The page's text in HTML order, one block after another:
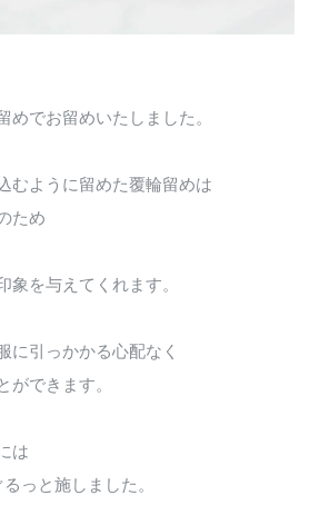
めでお留めいたしました。
むように留めた覆輪留めは
ため
象を与えてくれます。
に引っかかる心配なく
ができます。
は
っと施しました。